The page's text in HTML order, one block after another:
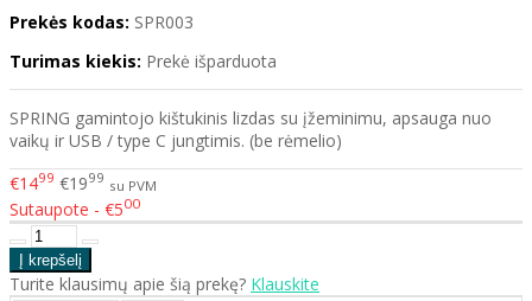
Prekės kodas: SPR003
Turimas kiekis: Prekė išparduota
SPRING gamintojo kištukinis lizdas su įžeminimu, apsauga nuo
vaikų ir USB / type C jungtimis. (be rėmelio)
€1499 €1999 su PVM
Sutaupote - €500
Turite klausimų apie šią prekę? Klauskite